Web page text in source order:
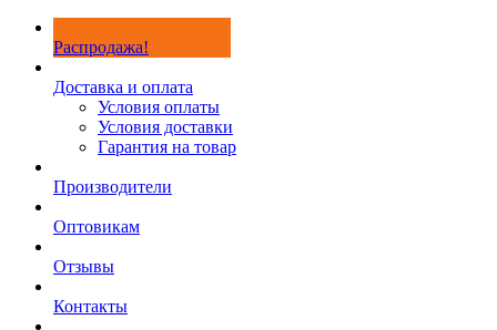
Распродажа!
Доставка и оплата
Условия оплаты
Условия доставки
Гарантия на товар
Производители
Оптовикам
Отзывы
Контакты